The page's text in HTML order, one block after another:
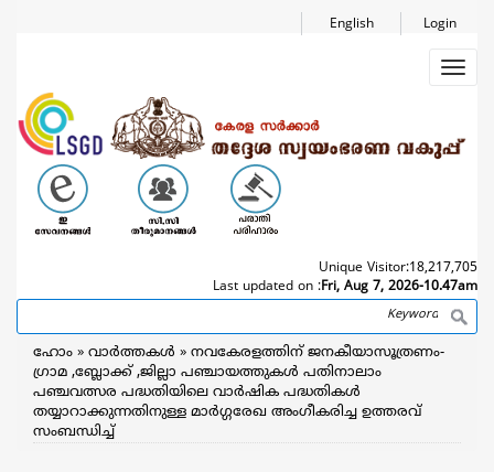
Login
English
Unique Visitor:18,217,705
Last updated on :Fri, Aug 7, 2026-10.47am
Search
Breadcrumb
ഹോം വാര്‍ത്തകള്‍
നവകേരളത്തിന് ജനകീയാസൂത്രണം-
ഗ്രാമ ,ബ്ലോക്ക് ,ജില്ലാ പഞ്ചായത്തുകൾ പതിനാലാം
പഞ്ചവത്സര പദ്ധതിയിലെ വാർഷിക പദ്ധതികൾ
തയ്യാറാക്കുന്നതിനുള്ള മാർഗ്ഗരേഖ അംഗീകരിച്ച ഉത്തരവ്
സംബന്ധിച്ച്